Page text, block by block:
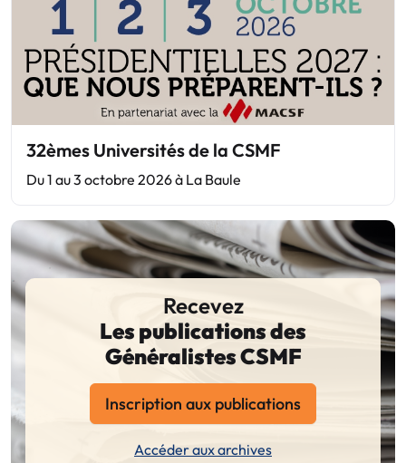
32èmes Universités de la CSMF
Du 1 au 3 octobre 2026 à La Baule
Recevez
Les publications des
Généralistes CSMF
Inscription aux publications
Accéder aux archives